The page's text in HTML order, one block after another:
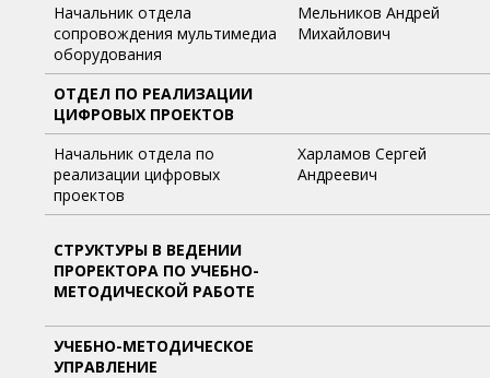
Начальник отдела
сопровождения мультимедиа
оборудования
Мельников Андрей
Михайлович
ОТДЕЛ ПО РЕАЛИЗАЦИИ
ЦИФРОВЫХ ПРОЕКТОВ
Начальник отдела по
реализации цифровых
проектов
Харламов Сергей
Андреевич
СТРУКТУРЫ В ВЕДЕНИИ
ПРОРЕКТОРА ПО УЧЕБНО-
МЕТОДИЧЕСКОЙ РАБОТЕ
УЧЕБНО-МЕТОДИЧЕСКОЕ
УПРАВЛЕНИЕ